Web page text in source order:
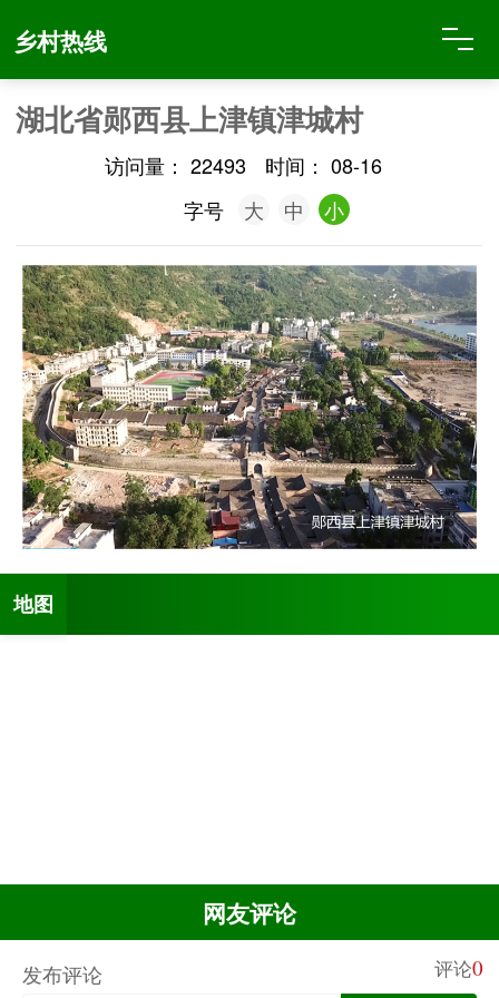
乡村热线
湖北省郧西县上津镇津城村
访问量： 22493 时间： 08-16
字号
大 中 小
地图
网友评论
发布评论 评论0